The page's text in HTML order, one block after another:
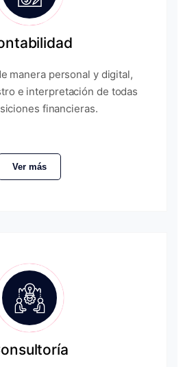
manera personal y digital,
e interpretación de todas
financieras.
Ver más